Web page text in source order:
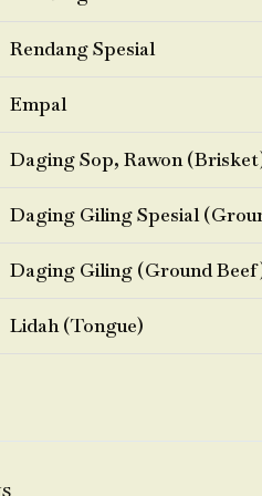
Rendang Spesial
Empal
Daging Sop, Rawon
Daging Giling Spesial
Daging Giling (Ground
Lidah (Tongue)